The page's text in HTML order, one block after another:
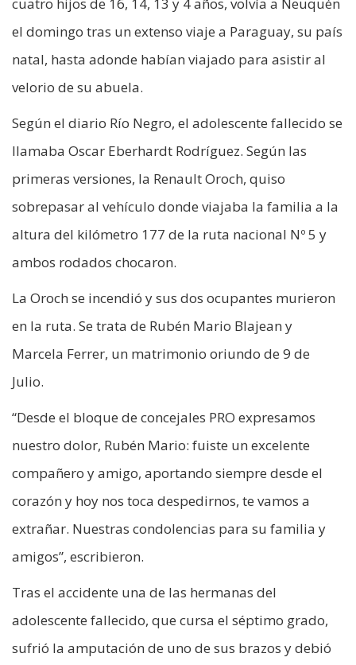
el domingo tras un extenso viaje a Paraguay, su país
natal, hasta adonde habían viajado para asistir al
velorio de su abuela.
Según el diario Río Negro, el adolescente fallecido se
llamaba Oscar Eberhardt Rodríguez. Según las
primeras versiones, la Renault Oroch, quiso
sobrepasar al vehículo donde viajaba la familia a la
altura del kilómetro 177 de la ruta nacional Nº 5 y
ambos rodados chocaron.
La Oroch se incendió y sus dos ocupantes murieron
en la ruta. Se trata de Rubén Mario Blajean y
Marcela Ferrer, un matrimonio oriundo de 9 de
Julio.
“Desde el bloque de concejales PRO expresamos
nuestro dolor, Rubén Mario: fuiste un excelente
compañero y amigo, aportando siempre desde el
corazón y hoy nos toca despedirnos, te vamos a
extrañar. Nuestras condolencias para su familia y
amigos”, escribieron.
Tras el accidente una de las hermanas del
adolescente fallecido, que cursa el séptimo grado,
sufrió la amputación de uno de sus brazos y debió